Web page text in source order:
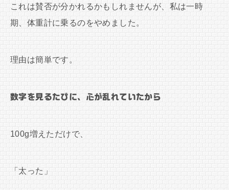
これは賛否が分かれるかもしれませんが、私は一時
期、体重計に乗るのをやめました。
理由は簡単です。
数字を見るたびに、心が乱れていたから
100g増えただけで、
「太った」